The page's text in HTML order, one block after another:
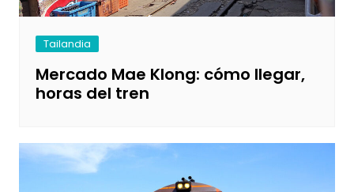
Tailandia
Mercado Mae Klong: cómo llegar,
horas del tren